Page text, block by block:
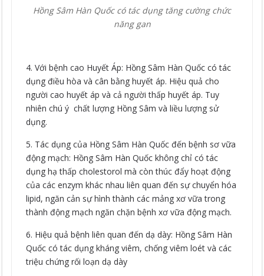
Hồng Sâm Hàn Quốc có tác dụng tăng cường chức
năng gan
4. Với bệnh cao Huyết Áp: Hồng Sâm Hàn Quốc có tác
dụng điều hòa và cân bằng huyết áp. Hiệu quả cho
người cao huyết áp và cả người thấp huyết áp. Tuy
nhiên chú ý chất lượng Hồng Sâm và liều lượng sử
dụng.
5. Tác dụng của Hồng Sâm Hàn Quốc đến bệnh sơ vữa
động mạch: Hồng Sâm Hàn Quốc không chỉ có tác
dụng hạ thấp cholestorol mà còn thúc đẩy hoạt động
của các enzym khác nhau liên quan đến sự chuyển hóa
lipid, ngăn cản sự hình thành các mảng xơ vữa trong
thành động mạch ngăn chặn bệnh xơ vữa động mạch.
6. Hiệu quả bệnh liên quan đến dạ dày: Hồng Sâm Hàn
Quốc có tác dụng kháng viêm, chống viêm loét và các
triệu chứng rối loạn dạ dày